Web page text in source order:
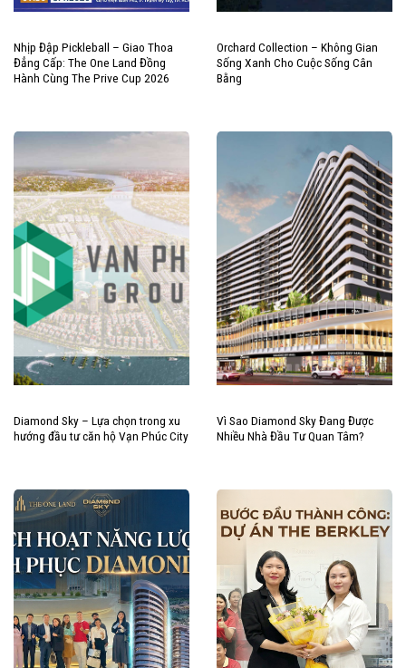
Nhịp Đập Pickleball – Giao Thoa
Đẳng Cấp: The One Land Đồng
Hành Cùng The Prive Cup 2026
Orchard Collection – Không Gian
Sống Xanh Cho Cuộc Sống Cân
Bằng
Diamond Sky – Lựa chọn trong xu
hướng đầu tư căn hộ Vạn Phúc City
Vì Sao Diamond Sky Đang Được
Nhiều Nhà Đầu Tư Quan Tâm?